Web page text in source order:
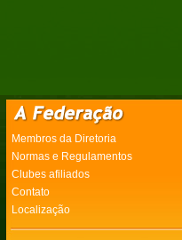
Membros da Diretoria
Normas e Regulamentos
Clubes afiliados
Contato
Localização